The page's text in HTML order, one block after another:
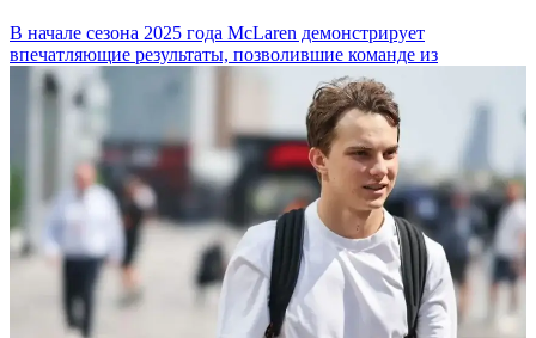
В начале сезона 2025 года McLaren демонстрирует
впечатляющие результаты, позволившие команде из